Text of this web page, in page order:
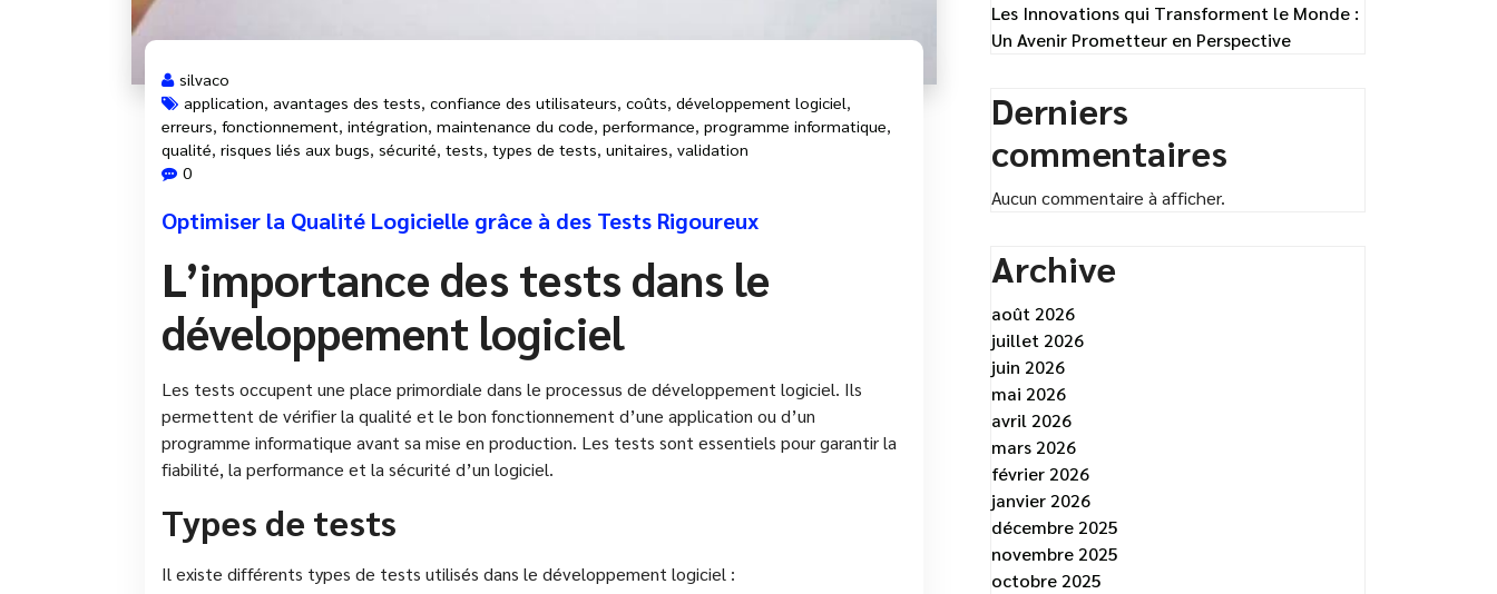
silvaco
application, avantages des tests, confiance des utilisateurs, coûts, développement logiciel,
erreurs, fonctionnement, intégration, maintenance du code, performance, programme informatique,
qualité, risques liés aux bugs, sécurité, tests, types de tests, unitaires, validation
0
Optimiser la Qualité Logicielle grâce à des Tests Rigoureux
L’importance des tests dans le
développement logiciel
Les tests occupent une place primordiale dans le processus de développement logiciel. Ils
permettent de vérifier la qualité et le bon fonctionnement d’une application ou d’un
programme informatique avant sa mise en production. Les tests sont essentiels pour garantir la
fiabilité, la performance et la sécurité d’un logiciel.
Types de tests
Il existe différents types de tests utilisés dans le développement logiciel :
Les Innovations qui Transforment le Monde :
Un Avenir Prometteur en Perspective
Derniers
commentaires
Aucun commentaire à afficher.
Archive
août 2026
juillet 2026
juin 2026
mai 2026
avril 2026
mars 2026
février 2026
janvier 2026
décembre 2025
novembre 2025
octobre 2025